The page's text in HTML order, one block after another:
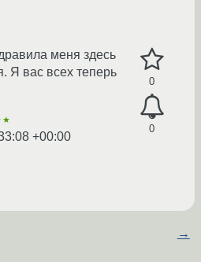
0
0
меня здесь
Я вас всех теперь
+00:00
→